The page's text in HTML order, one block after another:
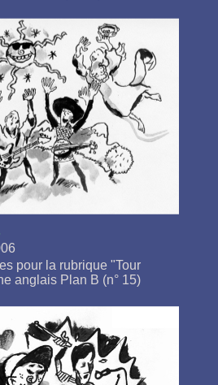
pour la rubrique "Tour
anglais Plan B (n° 15)